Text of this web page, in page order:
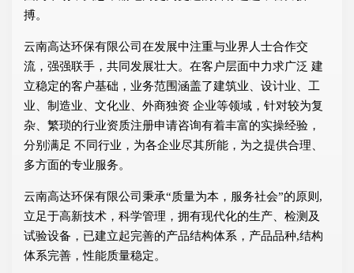
搏。
云南高达环保有限公司在发展中注重与业界人士合作交
流，强强联手，共同发展壮大。在客户层面中力求广泛 建
立稳定的客户基础，业务范围涵盖了建筑业、设计业、工
业、制造业、文化业、外商独资 企业等领域，针对较为复
杂、繁琐的行业资质注册申请咨询有着丰富的实操经验，
分别满足 不同行业，为各企业尽其所能，为之提供合理、
多方面的专业服务。
云南高达环保有限公司秉承“质量为本，服务社会”的原则,
立足于高新技术，科学管理，拥有现代化的生产、检测及
试验设备，已建立起完善的产品结构体系，产品品种,结构
体系完善，性能质量稳定。